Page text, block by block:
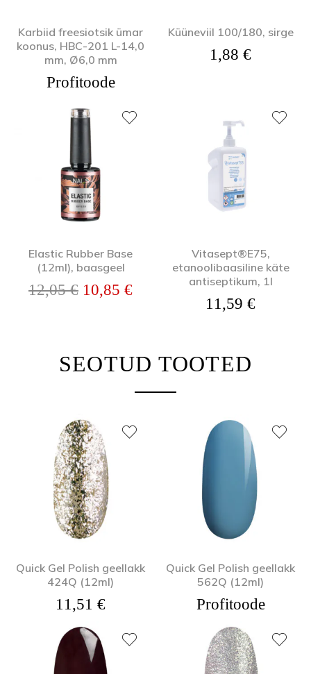
Karbiid freesiotsik ümar
koonus, HBC-201 L-14,0
mm, Ø6,0 mm
Profitoode
Küüneviil 100/180, sirge
1,88 €
Elastic Rubber Base
(12ml), baasgeel
12,05€ Algne hind oli: 12,05 €.
10,85 €Praegune hind on: 10,85 €.
Vitasept®E75,
etanoolibaasiline käte
antiseptikum, 1l
11,59 €
SEOTUD TOOTED
Quick Gel Polish geellakk
424Q (12ml)
11,51 €
Quick Gel Polish geellakk
562Q (12ml)
Profitoode